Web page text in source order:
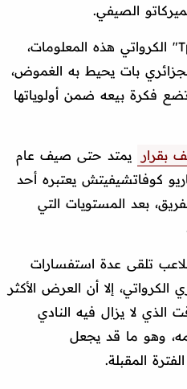
الصيفي.
من جانبه، نقل موقع "Tportal" الكرواتي هذه المعلومات،
بات يحيط به الغموض،
فكرة بيعه ضمن أولوياتها
بقرار
يمتد حتى صيف عام
ماريو كوفاتشيفيتش يعتبره أحد
بعد المستويات التي
تلقى عدة استفسارات
إلا أن العرض الأكثر
الذي لا يزال فيه النادي
وهو ما قد يجعل
المقبلة.